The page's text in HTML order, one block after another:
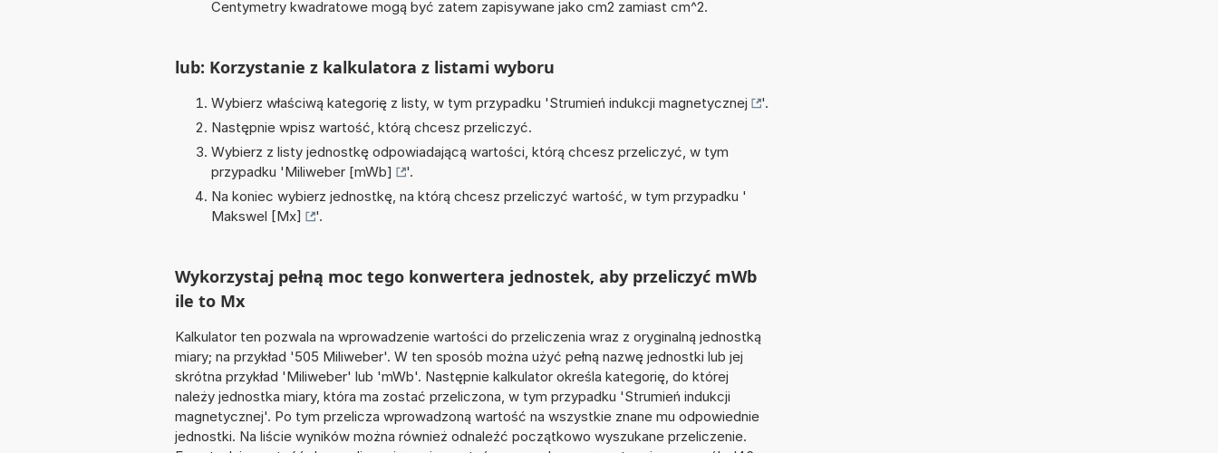
Centymetry kwadratowe mogą być zatem zapisywane jako cm2 zamiast cm^2.
lub: Korzystanie z kalkulatora z listami wyboru
Wybierz właściwą kategorię z listy, w tym przypadku 'Strumień indukcji magnetycznej
'.
Następnie wpisz wartość, którą chcesz przeliczyć.
Wybierz z listy jednostkę odpowiadającą wartości, którą chcesz przeliczyć, w tym
przypadku 'Miliweber [mWb]
'.
Na koniec wybierz jednostkę, na którą chcesz przeliczyć wartość, w tym przypadku '
Makswel [Mx]
'.
Wykorzystaj pełną moc tego konwertera jednostek, aby przeliczyć mWb
ile to Mx
Kalkulator ten pozwala na wprowadzenie wartości do przeliczenia wraz z oryginalną jednostką
miary; na przykład '505 Miliweber'. W ten sposób można użyć pełną nazwę jednostki lub jej
skrótna przykład 'Miliweber' lub 'mWb'. Następnie kalkulator określa kategorię, do której
należy jednostka miary, która ma zostać przeliczona, w tym przypadku 'Strumień indukcji
magnetycznej'. Po tym przelicza wprowadzoną wartość na wszystkie znane mu odpowiednie
jednostki. Na liście wyników można również odnaleźć początkowo wyszukane przeliczenie.